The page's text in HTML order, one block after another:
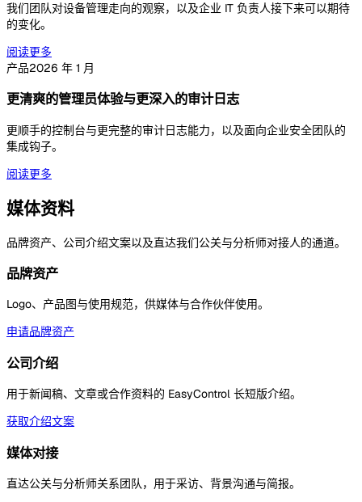
我们团队对设备管理走向的观察，以及企业 IT 负责人接下来可以期待
的变化。
阅读更多
产品2026 年 1 月
更清爽的管理员体验与更深入的审计日志
更顺手的控制台与更完整的审计日志能力，以及面向企业安全团队的
集成钩子。
阅读更多
媒体资料
品牌资产、公司介绍文案以及直达我们公关与分析师对接人的通道。
品牌资产
Logo、产品图与使用规范，供媒体与合作伙伴使用。
申请品牌资产
公司介绍
用于新闻稿、文章或合作资料的 EasyControl 长短版介绍。
获取介绍文案
媒体对接
直达公关与分析师关系团队，用于采访、背景沟通与简报。